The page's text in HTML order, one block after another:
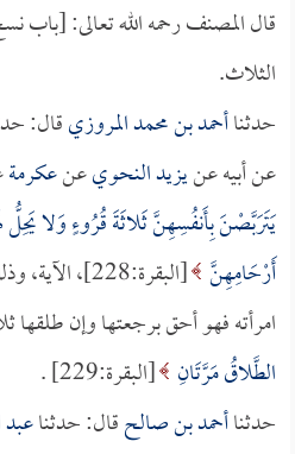
قال المصنف رحمه الله تعالى: [باب
الثلاث.
حدثناأحمد بن محمد المروزيقال:
عن أبيه عنيزيد النحويعنعكرمة
يَتَرَبَّصْنَ بِأَنفُسِهِنَّ ثَلاثَةَ قُرُوءٍ وَلا
أَرْحَامِهِنَّ
[البقرة:228]،
امرأته فهو أحق برجعتها وإن طلقها
الطَّلاقُ مَرَّتَانِ [البقرة:229] .
حدثناأحمد بن صالحقال: حدثنا